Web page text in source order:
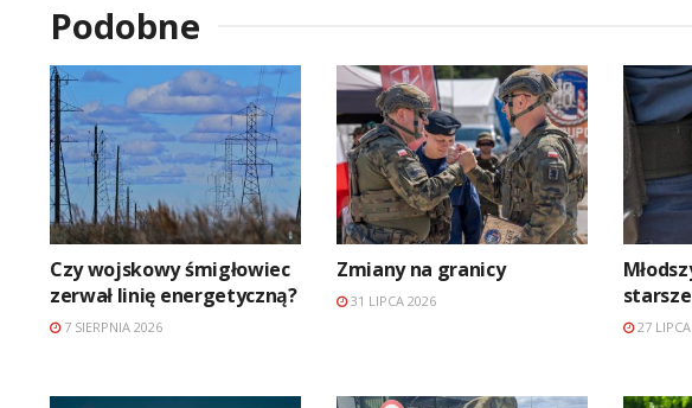
Podobne
Czy wojskowy śmigłowiec
zerwał linię energetyczną?
7 SIERPNIA 2026
Zmiany na granicy
31 LIPCA 2026
27